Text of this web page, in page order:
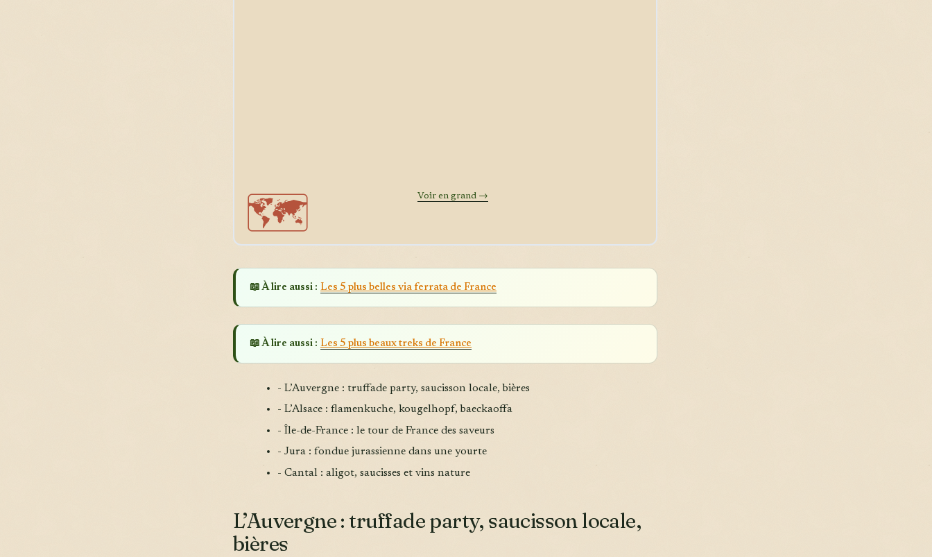
🗺️ Voir en grand →
📖 À lire aussi : Les 5 plus belles via ferrata de France
📖 À lire aussi : Les 5 plus beaux treks de France
- L’Auvergne : truffade party, saucisson locale, bières
- L’Alsace : flamenkuche, kougelhopf, baeckaoffa
- Île-de-France : le tour de France des saveurs
- Jura : fondue jurassienne dans une yourte
- Cantal : aligot, saucisses et vins nature
L’Auvergne : truffade party, saucisson locale,
bières